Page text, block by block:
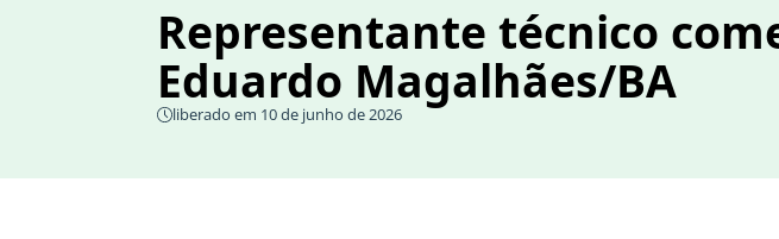
Representante técnico
Eduardo Magalhães/BA
liberado em 10 de junho de 2026